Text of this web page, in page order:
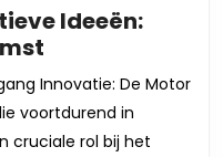
Ideeën:
Kracht
van
Innovatieve
Innovatie: De Motor
voortdurend in
cruciale rol bij het